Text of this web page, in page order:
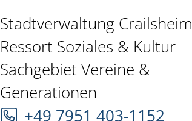
Stadtverwaltung Crailsheim
Ressort Soziales & Kultur
Sachgebiet Vereine &
Generationen
+49 7951 403-1152